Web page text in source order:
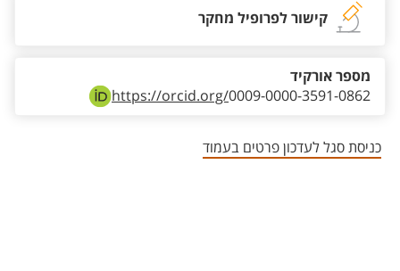
קישור לפרופיל מחקר
https://orcid.org/0009-0000-3591-0862
מספר אורקיד
כניסת סגל לעדכון פרטים בעמוד